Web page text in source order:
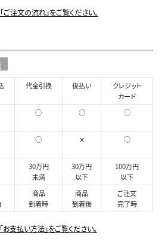
注文の流れ」をご覧ください。
代金引換 後払い
クレジット
カード
○ ○ ◯
○ ✕ ○
30万円
未満
30万円
以下
100万円
以下
商品
到着時
商品
到着後
ご注文
完了時
支払い方法」をご覧ください。